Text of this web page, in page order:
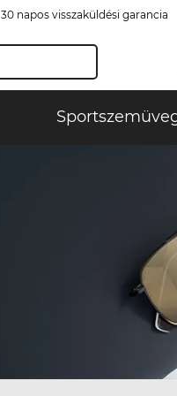
30 napos visszaküldési garancia